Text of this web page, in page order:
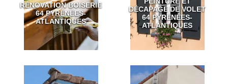
RÉNOVATION BOISERIE
64 PYRÉNÉES-
ATLANTIQUES
DÉCAPAGE DE VOLET
64 PYRÉNÉES-
ATLANTIQUES